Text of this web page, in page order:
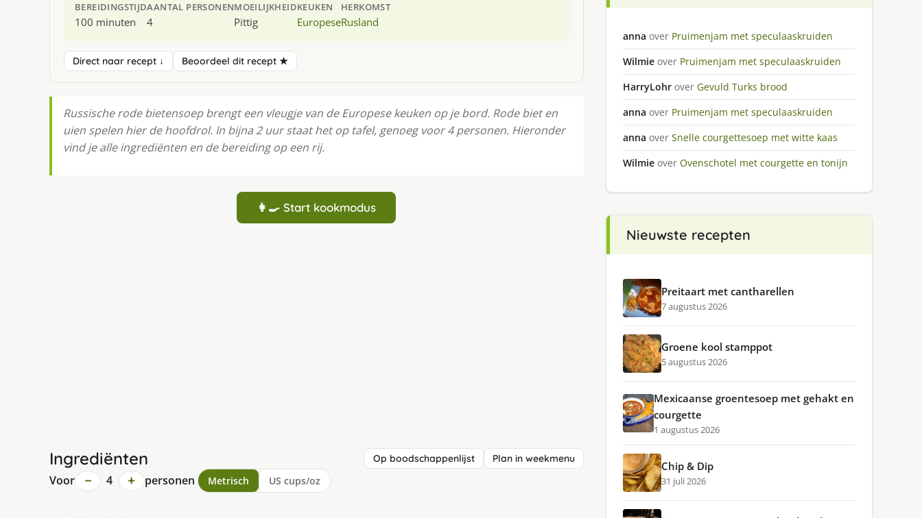
BEREIDINGSTIJD
100 minuten
AANTAL PERSONEN
4
MOEILIJKHEID
Pittig
KEUKEN
Europese
HERKOMST
Rusland
Direct naar recept ↓ Beoordeel dit recept ★
Russische rode bietensoep brengt een vleugje van de Europese keuken op je bord. Rode biet en
uien spelen hier de hoofdrol. In bijna 2 uur staat het op tafel, genoeg voor 4 personen. Hieronder
vind je alle ingrediënten en de bereiding op een rij.
👩‍🍳 Start kookmodus
Ingrediënten Op boodschappenlijst Plan in weekmenu
Voor − 4 + personen Metrisch US cups/oz
anna over Pruimenjam met speculaaskruiden
Wilmie over Pruimenjam met speculaaskruiden
HarryLohr over Gevuld Turks brood
anna over Pruimenjam met speculaaskruiden
anna over Snelle courgettesoep met witte kaas
Wilmie over Ovenschotel met courgette en tonijn
Nieuwste recepten
Preitaart met cantharellen
7 augustus 2026
Groene kool stamppot
5 augustus 2026
Mexicaanse groentesoep met gehakt en
courgette
1 augustus 2026
Chip & Dip
31 juli 2026